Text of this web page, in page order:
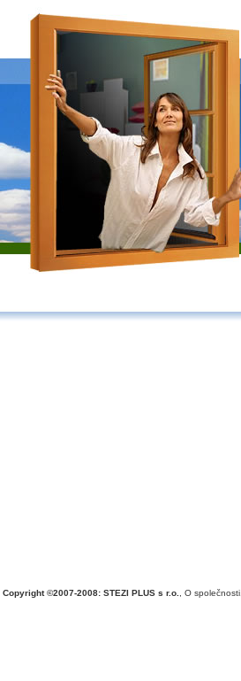
Copyright ©2007-2008: STEZI PLUS s r.o. O společnosti